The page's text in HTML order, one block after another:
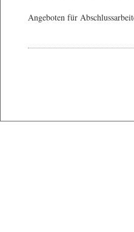
Angeboten für